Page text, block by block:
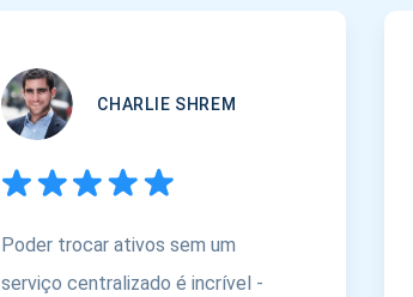
CHARLIE SHREM
Poder trocar ativos sem um
serviço centralizado é incrível -